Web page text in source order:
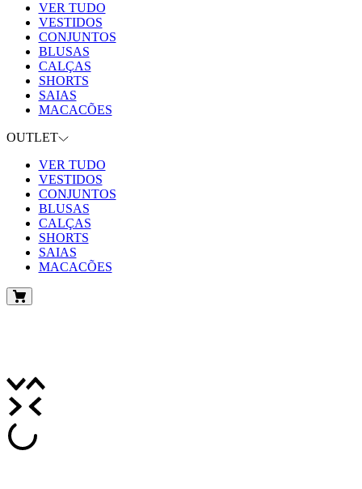
VER TUDO
VESTIDOS
CONJUNTOS
BLUSAS
CALÇAS
SHORTS
SAIAS
MACACÕES
OUTLET
VER TUDO
VESTIDOS
CONJUNTOS
BLUSAS
CALÇAS
SHORTS
SAIAS
MACACÕES